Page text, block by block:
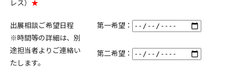
レス） ★
出展相談ご希望日程
※時間等の詳細は、別
途担当者よりご連絡い
たします。
第一希望：
第二希望：